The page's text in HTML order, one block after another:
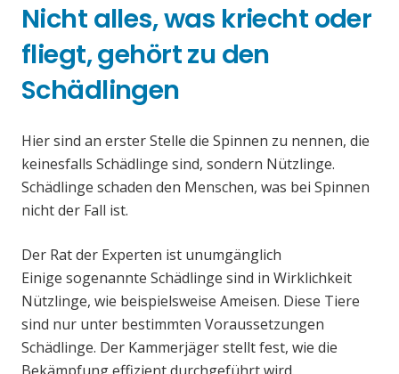
Nicht alles, was kriecht oder
fliegt, gehört zu den
Schädlingen
Hier sind an erster Stelle die Spinnen zu nennen, die
keinesfalls Schädlinge sind, sondern Nützlinge.
Schädlinge schaden den Menschen, was bei Spinnen
nicht der Fall ist.
Der Rat der Experten ist unumgänglich
Einige sogenannte Schädlinge sind in Wirklichkeit
Nützlinge, wie beispielsweise Ameisen. Diese Tiere
sind nur unter bestimmten Voraussetzungen
Schädlinge. Der Kammerjäger stellt fest, wie die